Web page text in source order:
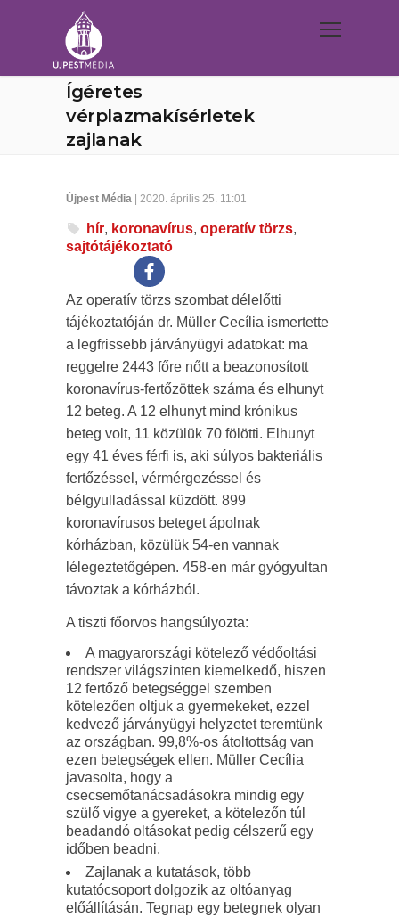
Ígéretes
vérplazmakísérletek
zajlanak
Újpest Média | 2020. április 25. 11:01
hír, koronavírus, operatív törzs,
sajtótájékoztató
Az operatív törzs szombat délelőtti
tájékoztatóján dr. Müller Cecília ismertette
a legfrissebb járványügyi adatokat: ma
reggelre 2443 főre nőtt a beazonosított
koronavírus-fertőzöttek száma és elhunyt
12 beteg. A 12 elhunyt mind krónikus
beteg volt, 11 közülük 70 fölötti. Elhunyt
egy 41 éves férfi is, aki súlyos bakteriális
fertőzéssel, vérmérgezéssel és
bélgyulladással küzdött. 899
koronavírusos beteget ápolnak
kórházban, közülük 54-en vannak
lélegeztetőgépen. 458-en már gyógyultan
távoztak a kórházból.
A tiszti főorvos hangsúlyozta:
A magyarországi kötelező védőoltási
rendszer világszinten kiemelkedő, hiszen
12 fertőző betegséggel szemben
kötelezően oltjuk a gyermekeket, ezzel
kedvező járványügyi helyzetet teremtünk
az országban. 99,8%-os átoltottság van
ezen betegségek ellen. Müller Cecília
javasolta, hogy a
csecsemőtanácsadásokra mindig egy
szülő vigye a gyereket, a kötelezőn túl
beadandó oltásokat pedig célszerű egy
időben beadni.
Zajlanak a kutatások, több
kutatócsoport dolgozik az oltóanyag
előállításán. Tegnap egy betegnek olyan